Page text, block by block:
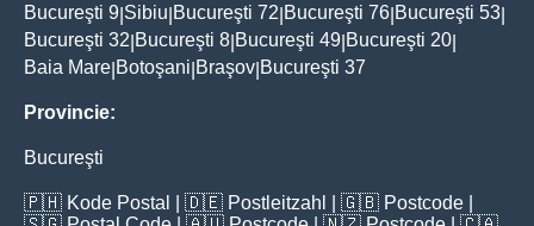
Bucureşti 9 Sibiu Bucureşti 72 Bucureşti 76 Bucureşti 53
Bucureşti 32 Bucureşti 8 Bucureşti 49 Bucureşti 20
Baia Mare Botoşani Braşov Bucureşti 37
Provincie:
Bucureşti
🇵🇭 Kode Postal | 🇩🇪 Postleitzahl | 🇬🇧 Postcode